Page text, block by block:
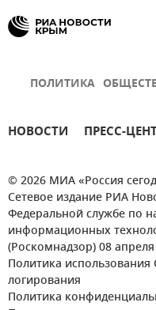
ПОЛИТИКА
НОВОСТИ ПРЕСС-
© 2026 МИА «Россия
Сетевое издание РИА
Федеральной службе по
информационных
(Роскомнадзор) 08 апреля
Политика использования
логирования
Политика